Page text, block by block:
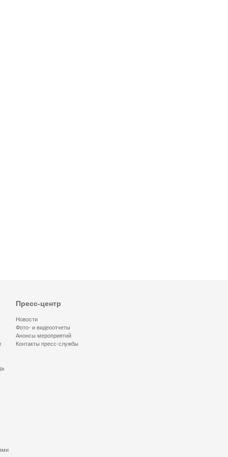
Пресс-центр
Новости
Фото- и видеоотчеты
Анонсы мероприятий
Контакты пресс-службы